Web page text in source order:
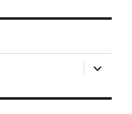
expand
child